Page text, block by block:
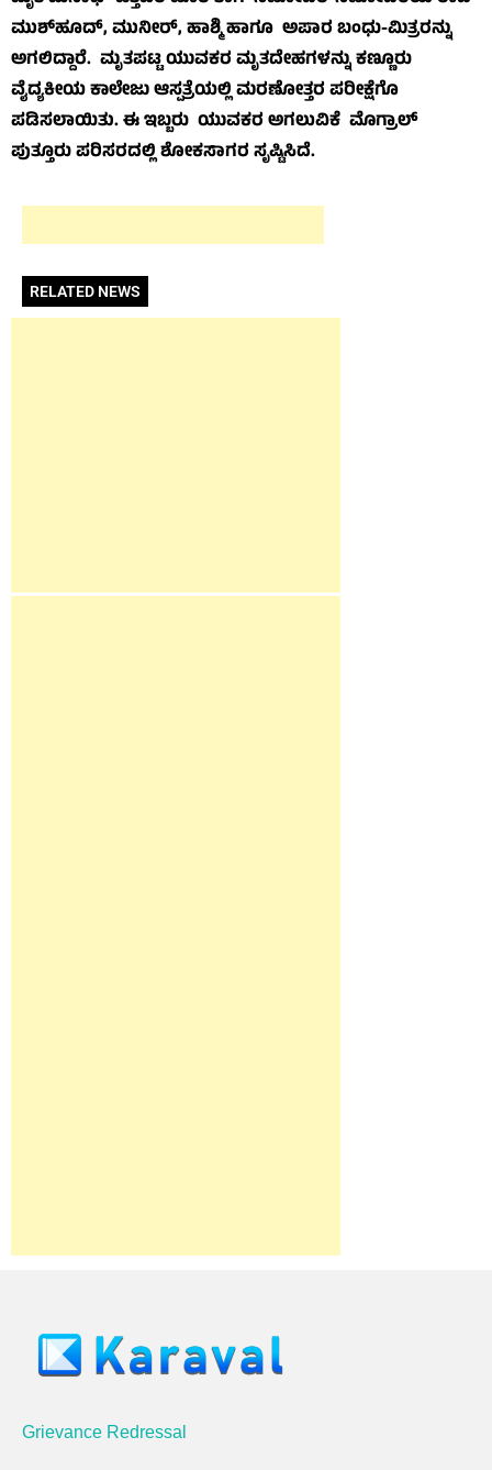
ಮುಶ್‌ಹೂದ್, ಮುನೀರ್, ಹಾಶ್ಮಿ ಹಾಗೂ ಅಪಾರ ಬಂಧು-ಮಿತ್ರರನ್ನು
ಅಗಲಿದ್ದಾರೆ. ಮೃತಪಟ್ಟ ಯುವಕರ ಮೃತದೇಹಗಳನ್ನು ಕಣ್ಣೂರು
ವೈದ್ಯಕೀಯ ಕಾಲೇಜು ಆಸ್ಪತ್ರೆಯಲ್ಲಿ ಮರಣೋತ್ತರ ಪರೀಕ್ಷೆಗೊ
ಪಡಿಸಲಾಯಿತು. ಈ ಇಬ್ಬರು ಯುವಕರ ಅಗಲುವಿಕೆ ಮೊಗ್ರಾಲ್
ಪುತ್ತೂರು ಪರಿಸರದಲ್ಲಿ ಶೋಕಸಾಗರ ಸೃಷ್ಟಿಸಿದೆ.
RELATED NEWS
Grievance Redressal